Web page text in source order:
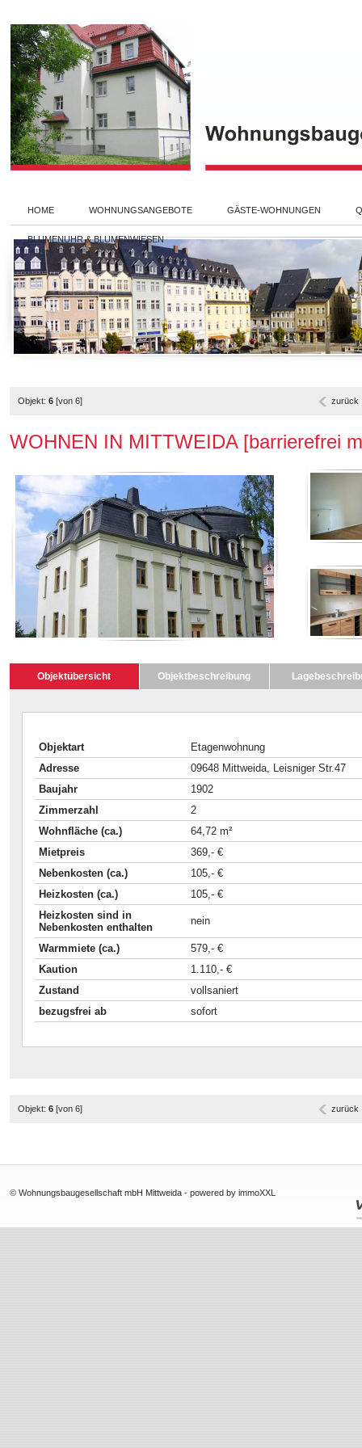
HOME WOHNUNGSANGEBOTE GÄSTE-WOHNUNGEN
BLUMENUHR & BLUMENWIESEN
Objekt: 6 [von 6] zurück
WOHNEN IN MITTWEIDA [barrierefrei
Objektübersicht Objektbeschreibung
Objektart
Etagenwohnung
Adresse
09648 Mittweida, Leisniger Str.47
Baujahr
1902
Zimmerzahl
2
Wohnfläche (ca.)
64,72 m²
Mietpreis
369,- €
Nebenkosten (ca.)
105,- €
Heizkosten (ca.)
105,- €
Heizkosten sind in
Nebenkosten enthalten
nein
Warmmiete (ca.)
579,- €
Kaution
1.110,- €
Zustand
vollsaniert
bezugsfrei ab
sofort
Objekt: 6 [von 6] zurück
© Wohnungsbaugesellschaft mbH Mittweida -powered by immoXXL